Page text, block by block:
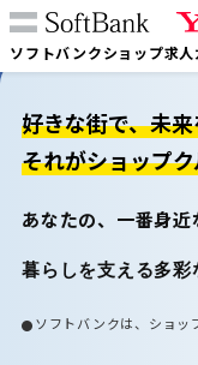
ソフトバンクショップ求人
好きな街で、未
それがショップ
あなたの、一番身近
暮らしを支える多彩
ソフトバンクは、ショッ